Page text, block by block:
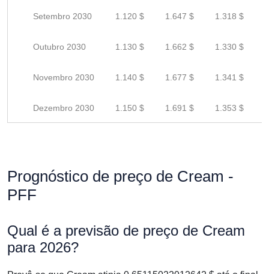
Setembro 2030 1.120 $ 1.647 $ 1.318 $
Outubro 2030 1.130 $ 1.662 $ 1.330 $
Novembro 2030 1.140 $ 1.677 $ 1.341 $
Dezembro 2030 1.150 $ 1.691 $ 1.353 $
Prognóstico de preço de Cream -
PFF
Qual é a previsão de preço de Cream
para 2026?